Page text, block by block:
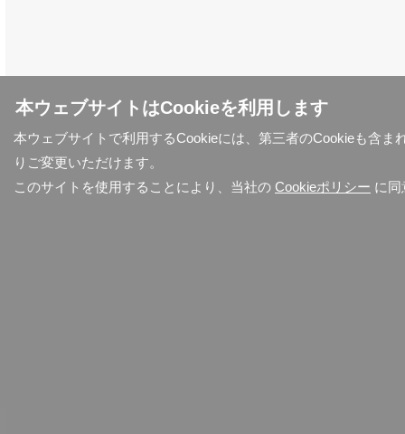
本ウェブサイトはCookieを利用します
本ウェブサイトで利用するCookieには、第三者のCookieも含
りご変更いただけます。
このサイトを使用することにより、当社の Cookieポリシー に